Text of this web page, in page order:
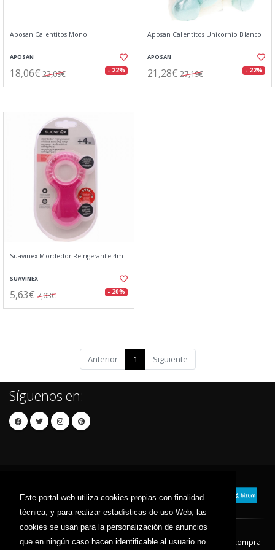
Este portal web utiliza cookies propias con finalidad
técnica, y para realizar estadísticas de uso Web, las
cookies se usan para la personalización de anuncios
que en ningún caso hacen identificable al usuario no
Aposan Calentitos Mono
APOSAN
18,06€ 23,09€ - 22%
Aposan Calentitos Unicornio Blanco
APOSAN
21,28€ 27,19€ - 22%
Suavinex Mordedor Refrigerante 4m
SUAVINEX
5,63€ 7,03€ - 20%
Anterior 1 Siguiente
Síguenos en:
Contacto Aviso Legal Condiciones de compra